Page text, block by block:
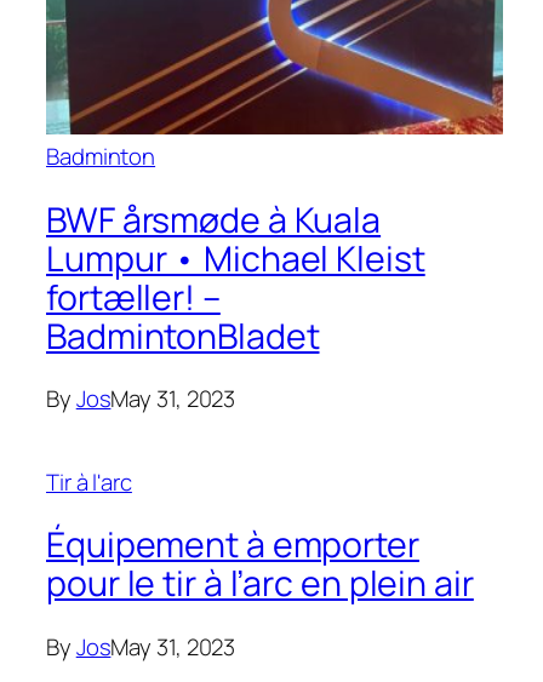
Badminton
BWF årsmøde à Kuala
Lumpur • Michael Kleist
fortæller! –
BadmintonBladet
ByJosMay 31, 2023
Tir à l'arc
Équipement à emporter
pour le tir à l’arc en plein air
ByJosMay 31, 2023